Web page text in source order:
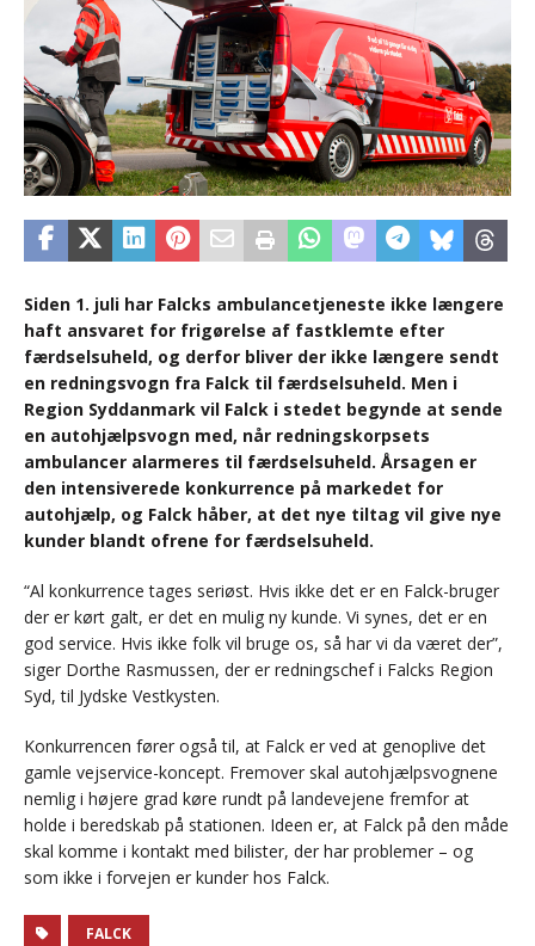
Siden 1. juli har Falcks ambulancetjeneste ikke længere
haft ansvaret for frigørelse af fastklemte efter
færdselsuheld, og derfor bliver der ikke længere sendt
en redningsvogn fra Falck til færdselsuheld. Men i
Region Syddanmark vil Falck i stedet begynde at sende
en autohjælpsvogn med, når redningskorpsets
ambulancer alarmeres til færdselsuheld. Årsagen er
den intensiverede konkurrence på markedet for
autohjælp, og Falck håber, at det nye tiltag vil give nye
kunder blandt ofrene for færdselsuheld.
“Al konkurrence tages seriøst. Hvis ikke det er en Falck-bruger
der er kørt galt, er det en mulig ny kunde. Vi synes, det er en
god service. Hvis ikke folk vil bruge os, så har vi da været der”,
siger Dorthe Rasmussen, der er redningschef i Falcks Region
Syd, til Jydske Vestkysten.
Konkurrencen fører også til, at Falck er ved at genoplive det
gamle vejservice-koncept. Fremover skal autohjælpsvognene
nemlig i højere grad køre rundt på landevejene fremfor at
holde i beredskab på stationen. Ideen er, at Falck på den måde
skal komme i kontakt med bilister, der har problemer – og
som ikke i forvejen er kunder hos Falck.
FALCK